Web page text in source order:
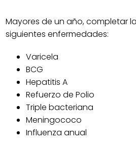
Mayores de un año, completar
siguientes enfermedades:
Varicela
BCG
Hepatitis A
Refuerzo de Polio
Triple bacteriana
Meningococo
Influenza anual